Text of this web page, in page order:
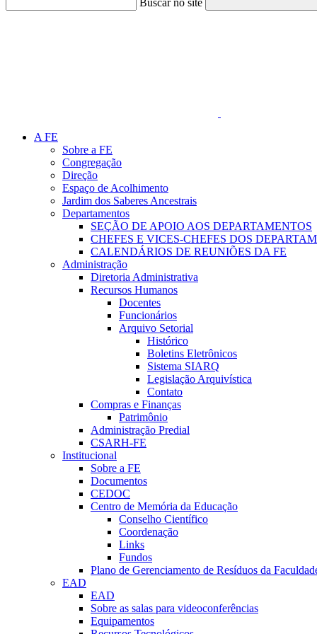
Buscar no site
A FE
Sobre a FE
Congregação
Direção
Espaço de Acolhimento
Jardim dos Saberes Ancestrais
Departamentos
SEÇÃO DE APOIO AOS DEPARTAMENTOS
CHEFES E VICES-CHEFES DOS
CALENDÁRIOS DE REUNIÕES DA FE
Administração
Diretoria Administrativa
Recursos Humanos
Docentes
Funcionários
Arquivo Setorial
Histórico
Boletins Eletrônicos
Sistema SIARQ
Legislação Arquivística
Contato
Compras e Finanças
Patrimônio
Administração Predial
CSARH-FE
Institucional
Sobre a FE
Documentos
CEDOC
Centro de Memória da Educação
Conselho Científico
Coordenação
Links
Fundos
Plano de Gerenciamento de Resíduos da
EAD
EAD
Sobre as salas para videoconferências
Equipamentos